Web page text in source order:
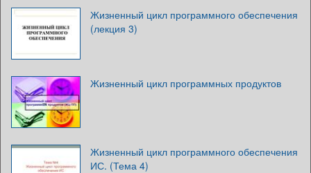
Жизненный цикл программного обеспечения
(лекция 3)
Жизненный цикл программных продуктов
Жизненный цикл программного обеспечения
ИС. (Тема 4)